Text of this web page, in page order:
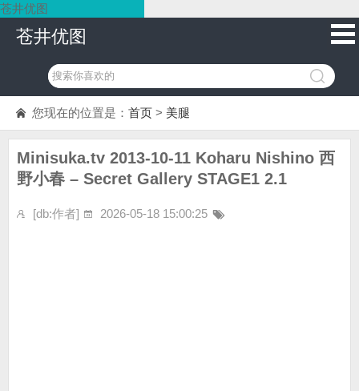
苍井优图
苍井优图
您现在的位置是： 首页 > 美腿
Minisuka.tv 2013-10-11 Koharu Nishino 西
野小春 – Secret Gallery STAGE1 2.1
[db:作者] 2026-05-18 15:00:25